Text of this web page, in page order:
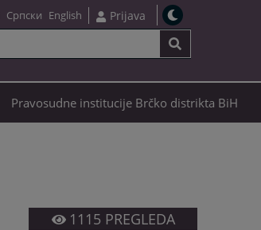
Српски English Prijava
Pravosudne institucije Brčko distrikta BiH
1115 PREGLEDA